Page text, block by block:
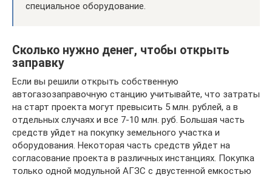
специальное оборудование.
Сколько нужно денег, чтобы открыть
заправку
Если вы решили открыть собственную
автогазозаправочную станцию учитывайте, что затраты
на старт проекта могут превысить 5 млн. рублей, а в
отдельных случаях и все 7-10 млн. руб. Большая часть
средств уйдет на покупку земельного участка и
оборудования. Некоторая часть средств уйдет на
согласование проекта в различных инстанциях. Покупка
только одной модульной АГЗС с двустенной емкостью